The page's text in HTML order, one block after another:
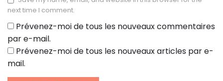
next time I comment.
Prévenez-moi de tous les nouveaux commentaires
par e-mail.
Prévenez-moi de tous les nouveaux articles par e-
mail.